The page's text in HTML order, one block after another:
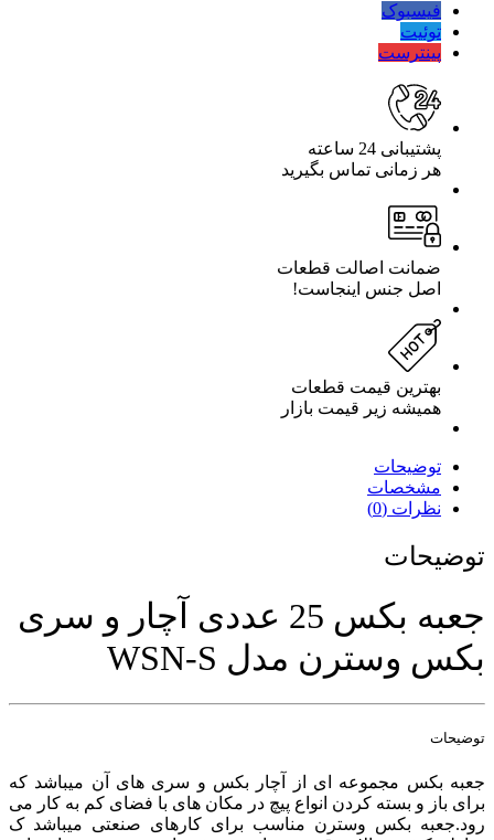
فیسبوک
توئیت
پینترست
پشتیبانی 24 ساعته
هر زمانی تماس بگیرید
ضمانت اصالت قطعات
اصل جنس اینجاست!
بهترین قیمت قطعات
همیشه زیر قیمت بازار
توضیحات
مشخصات
نظرات (0)
توضیحات
جعبه بکس 25 عددی آچار و سری
بکس وسترن مدل WSN-S
توضیحات
جعبه بکس مجموعه ای از آچار بکس و سری های آن میباشد که
برای باز و بسته کردن انواع پیچ در مکان های با فضای کم به کار می
رود.جعبه بکس وسترن مناسب برای کارهای صنعتی میباشد ک